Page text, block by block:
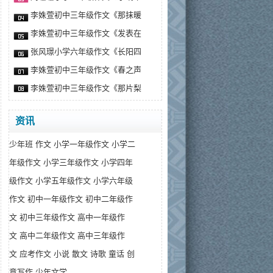
李姝萱初中三年级作文《那抹暖
李姝萱初中三年级作文《发表在
张风璟小学六年级作文《长阳四
李姝萱初中三年级作文《春之声
李姝萱初中三年级作文《那片梨
资讯
少年班 作文 小学一年级作文 小学二
年级作文 小学三年级作文 小学四年
级作文 小学五年级作文 小学六年级
作文 初中一年级作文 初中二年级作
文 初中三年级作文 高中一年级作
文 高中二年级作文 高中三年级作
文 应考作文 小说 散文 诗歌 童话 创